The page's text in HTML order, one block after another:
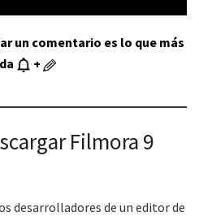
un comentario es lo que más
+
Filmora 9
desarrolladores de un editor de